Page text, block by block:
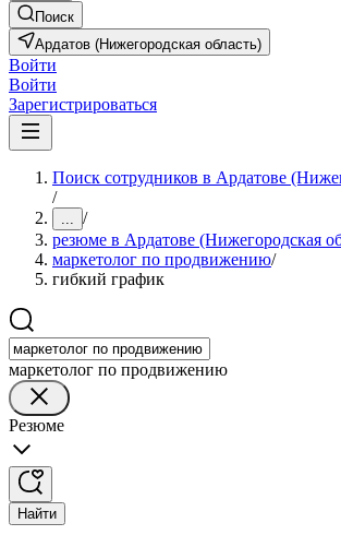
Поиск
Ардатов (Нижегородская область)
Войти
Войти
Зарегистрироваться
Поиск сотрудников в Ардатове
/
... /
резюме в Ардатове (Нижегородская
маркетолог по продвижению/
гибкий график
маркетолог по продвижению
Резюме
Найти